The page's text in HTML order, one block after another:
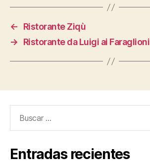
←
Ristorante Ziqù
→
Ristorante da Luigi ai Faraglioni
Entradas recientes